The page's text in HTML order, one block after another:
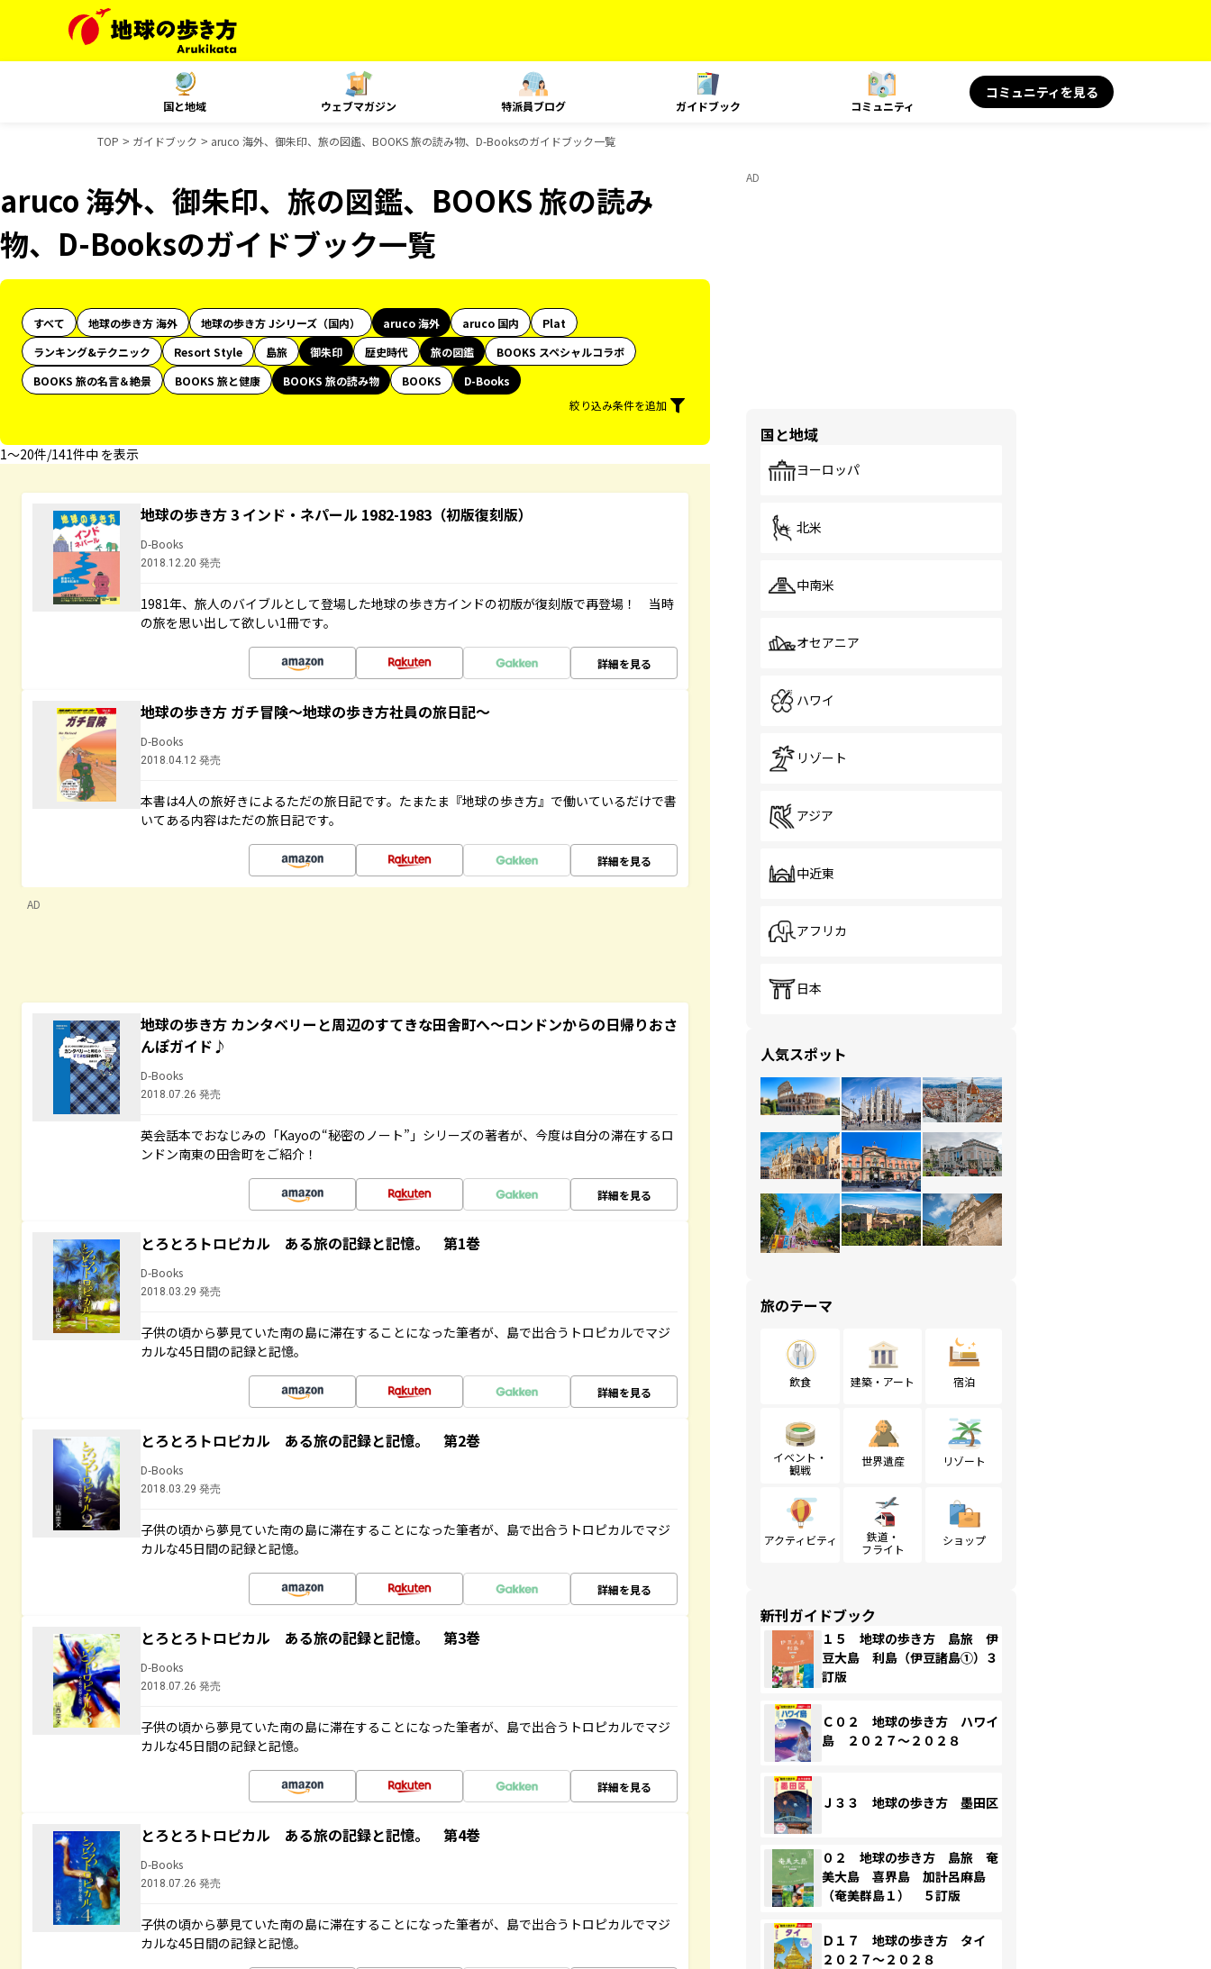
国と地域 ウェブマガジン 特派員ブログ ガイドブック コミュニティ
コミュニティを見る
TOP ガイドブック aruco 海外、御朱印、旅の図鑑、BOOKS 旅の読み物、D-Booksのガイドブック一覧
aruco 海外、御朱印、旅の図鑑、BOOKS 旅の読み
物、D-Booksのガイドブック一覧
すべて 地球の歩き方 海外 地球の歩き方 Jシリーズ（国内） aruco 海外 aruco 国内
Plat
ランキング&テクニック
Resort Style 島旅 御朱印 歴史時代 旅の図鑑
BOOKS スペシャルコラボ
BOOKS 旅の名言＆絶景
BOOKS 旅と健康 BOOKS 旅の読み物 BOOKS
D-Books
絞り込み条件を追加
1〜20件/141件中 を表示
地球の歩き方 3 インド・ネパール 1982-1983（初版復刻版）
D-Books
2018.12.20 発売
1981年、旅人のバイブルとして登場した地球の歩き方インドの初版が復刻版で再登場！ 当時
の旅を思い出して欲しい1冊です。
詳細を見る
地球の歩き方 ガチ冒険～地球の歩き方社員の旅日記～
D-Books
2018.04.12 発売
本書は4人の旅好きによるただの旅日記です。たまたま『地球の歩き方』で働いているだけで書
いてある内容はただの旅日記です。
詳細を見る
AD
地球の歩き方 カンタベリーと周辺のすてきな田舎町へ～ロンドンからの日帰りおさ
んぽガイド♪
D-Books
2018.07.26 発売
英会話本でおなじみの「Kayoの“秘密のノート”」シリーズの著者が、今度は自分の滞在するロ
ンドン南東の田舎町をご紹介！
詳細を見る
とろとろトロピカル ある旅の記録と記憶。 第1巻
D-Books
2018.03.29 発売
子供の頃から夢見ていた南の島に滞在することになった筆者が、島で出合うトロピカルでマジ
カルな45日間の記録と記憶。
詳細を見る
とろとろトロピカル ある旅の記録と記憶。 第2巻
D-Books
2018.03.29 発売
子供の頃から夢見ていた南の島に滞在することになった筆者が、島で出合うトロピカルでマジ
カルな45日間の記録と記憶。
詳細を見る
とろとろトロピカル ある旅の記録と記憶。 第3巻
D-Books
2018.07.26 発売
子供の頃から夢見ていた南の島に滞在することになった筆者が、島で出合うトロピカルでマジ
カルな45日間の記録と記憶。
詳細を見る
とろとろトロピカル ある旅の記録と記憶。 第4巻
D-Books
2018.07.26 発売
子供の頃から夢見ていた南の島に滞在することになった筆者が、島で出合うトロピカルでマジ
カルな45日間の記録と記憶。
AD
国と地域
ヨーロッパ
北米
中南米
オセアニア
ハワイ
リゾート
アジア
中近東
アフリカ
日本
人気スポット
旅のテーマ
飲食 建築・アート 宿泊
イベント・
観戦
世界遺産 リゾート
アクティビティ
鉄道・
フライト
ショップ
新刊ガイドブック
１５ 地球の歩き方 島旅 伊
豆大島 利島（伊豆諸島①）３
訂版
Ｃ０２ 地球の歩き方 ハワイ
島 ２０２７～２０２８
Ｊ３３ 地球の歩き方 墨田区
０２ 地球の歩き方 島旅 奄
美大島 喜界島 加計呂麻島
（奄美群島１） ５訂版
Ｄ１７ 地球の歩き方 タイ
２０２７～２０２８